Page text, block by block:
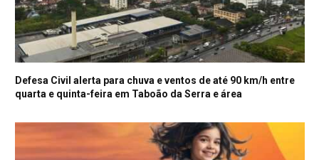
Defesa Civil alerta para chuva e ventos de até 90 km/h entre
quarta e quinta-feira em Taboão da Serra e área